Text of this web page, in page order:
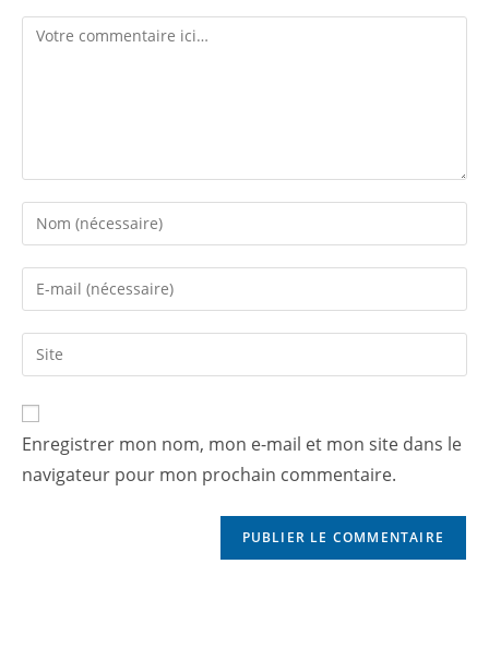
Enregistrer mon nom, mon e-mail et mon site dans le
navigateur pour mon prochain commentaire.